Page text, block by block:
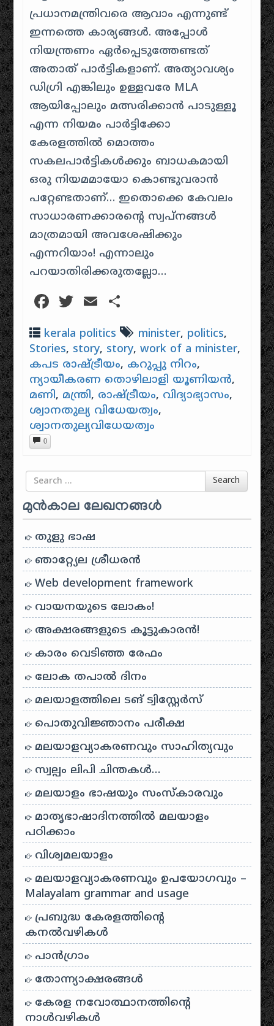
പ്രധാനമന്ത്രിവരെ ആവാം എന്നുണ്ട്
ഇന്നത്തെ കാര്യങ്ങൾ. അപ്പോൾ
നിയന്ത്രണം ഏർപ്പെടുത്തേണ്ടത്
അതാത് പാർട്ടികളാണ്. അത്യാവശ്യം
ഡിഗ്രി എങ്കിലും ഉള്ളവരേ MLA
ആയിപ്പോലും മത്സരിക്കാൻ പാടുള്ളൂ
എന്ന നിയമം പാർട്ടിക്കോ
കേരളത്തിൽ മൊത്തം
സകലപാർട്ടികൾക്കും ബാധകമായി
ഒരു നിയമമായോ കൊണ്ടുവരാൻ
പറ്റേണ്ടതാണ്… ഇതൊക്കെ കേവലം
സാധാരണക്കാരന്റെ സ്വപ്നങ്ങൾ
മാത്രമായി അവശേഷിക്കും
എന്നറിയാം! എന്നാലും
പറയാതിരിക്കരുതല്ലോ…
Facebook
Twitter
Email
kerala politics minister, politics,
Stories, story, story,work of a minister,
കപട രാഷ്ട്രീയം, കറുപ്പു നിറം,
ന്യായീകരണ തൊഴിലാളി യൂണിയൻ,
മണി, മന്ത്രി, രാഷ്ട്രീയം, വിദ്യാഭ്യാസം,
ശ്വാനതുല്യ വിധേയത്വം,
ശ്വാനതുല്യവിധേയത്വം
0
Search for Search
മുൻകാല ലേഖനങ്ങൾ
തുളു ഭാഷ
ഞാറ്റ്യേല ശ്രീധരൻ
Web development framework
വായനയുടെ ലോകം!
അക്ഷരങ്ങളുടെ കൂട്ടുകാരൻ!
കാരം വെടിഞ്ഞ രേഫം
ലോക തപാൽ ദിനം
മലയാളത്തിലെ ടങ് ട്വിസ്റ്റേർസ്
പൊതുവിജ്ഞാനം പരീക്ഷ
മലയാളവ്യാകരണവും സാഹിത്യവും
സ്വല്പം ലിപി ചിന്തകൾ…
മലയാളം ഭാഷയും സംസ്കാരവും
മാതൃഭാഷാദിനത്തിൽ മലയാളം
പഠിക്കാം
വിശ്വമലയാളം
മലയാളവ്യാകരണവും ഉപയോഗവും –
Malayalam grammar and usage
പ്രബുദ്ധ കേരളത്തിന്റെ
കനൽവഴികൾ
പാന്‍ഗ്രാം
തോന്ന്യാക്ഷരങ്ങള്‍
കേരള നവോത്ഥാനത്തിന്റെ
നാൾവഴികൾ